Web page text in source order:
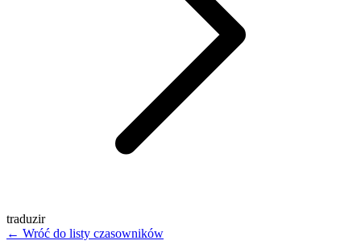
traduzir
← Wróć do listy czasowników